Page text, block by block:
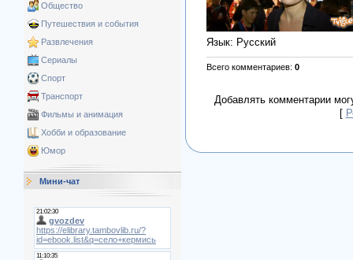
Общество
Путешествия и события
Развлечения
Сериалы
Спорт
Транспорт
Фильмы и анимация
Хобби и образование
Юмор
Мини-чат
Язык: Русский
Всего комментариев: 0
Добавлять комментарии
[